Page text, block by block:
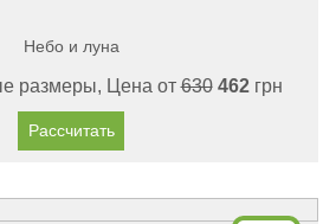
Небо и луна
размеры, Цена от630 462грн
Рассчитать